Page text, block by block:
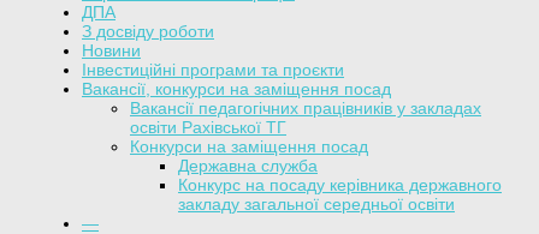
ДПА
З досвіду роботи
Новини
Інвестиційні програми та проєкти
Вакансії, конкурси на заміщення посад
Вакансії педагогічних працівників у закладах
освіти Рахівської ТГ
Конкурси на заміщення посад
Державна служба
Конкурс на посаду керівника державного
закладу загальної середньої освіти
—